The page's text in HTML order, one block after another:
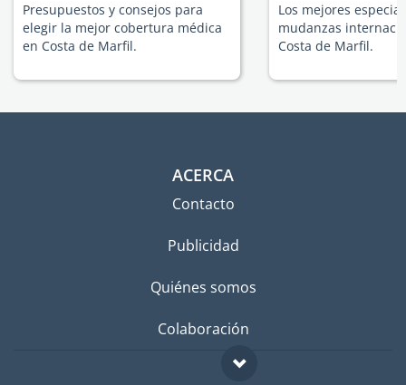
Presupuestos y consejos para
elegir la mejor cobertura médica
en Costa de Marfil.
Los mejores
mudanzas
Costa de Marfil.
ACERCA
Contacto
Publicidad
Quiénes somos
Colaboración